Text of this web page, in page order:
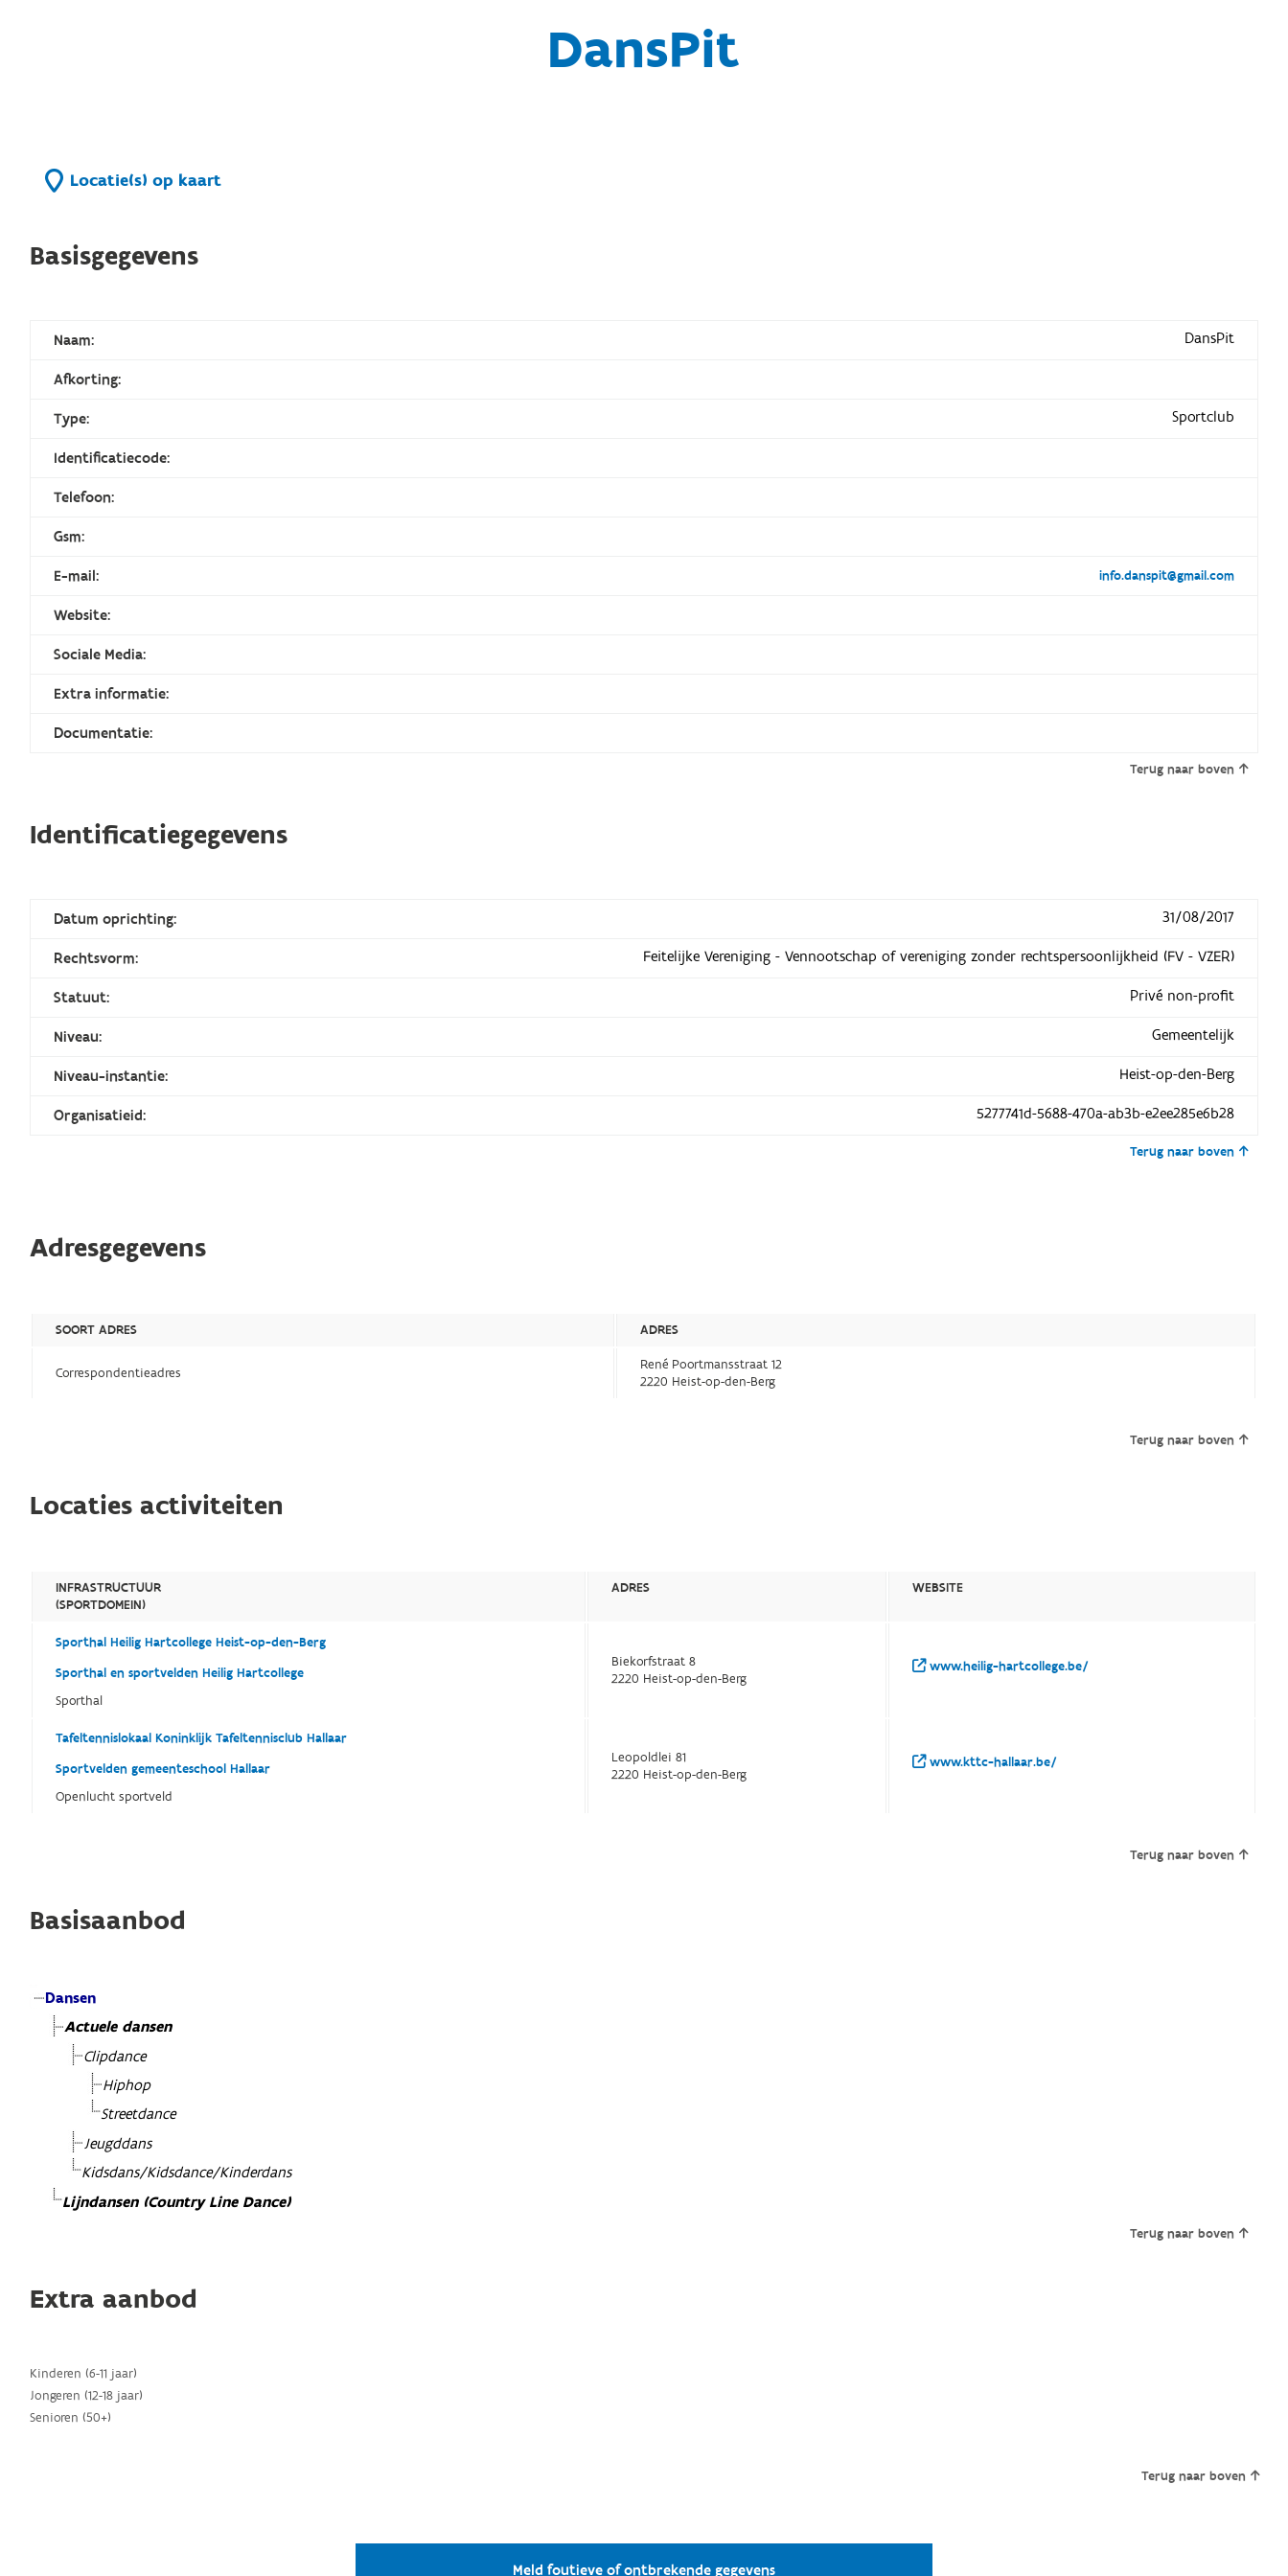
DansPit
Locatie(s) op kaart
Basisgegevens
Naam: DansPit
Afkorting:
Type: Sportclub
Identificatiecode:
Telefoon:
Gsm:
E-mail: info.danspit@gmail.com
Website:
Sociale Media:
Extra informatie:
Documentatie:
Terug naar boven
Identificatiegegevens
Datum oprichting: 31/08/2017
Rechtsvorm: Feitelijke Vereniging - Vennootschap of vereniging zonder rechtspersoonlijkheid (FV - VZER)
Statuut: Privé non-profit
Niveau: Gemeentelijk
Niveau-instantie: Heist-op-den-Berg
Organisatieid: 5277741d-5688-470a-ab3b-e2ee285e6b28
Terug naar boven
Adresgegevens
SOORT ADRES ADRES
Correspondentieadres
René Poortmansstraat 12
2220 Heist-op-den-Berg
Terug naar boven
Locaties activiteiten
INFRASTRUCTUUR
(SPORTDOMEIN)
ADRES WEBSITE
Sporthal Heilig Hartcollege Heist-op-den-Berg
Sporthal en sportvelden Heilig Hartcollege
Sporthal
Biekorfstraat 8
2220 Heist-op-den-Berg
www.heilig-hartcollege.be/
Tafeltennislokaal Koninklijk Tafeltennisclub Hallaar
Sportvelden gemeenteschool Hallaar
Openlucht sportveld
Leopoldlei 81
2220 Heist-op-den-Berg
www.kttc-hallaar.be/
Terug naar boven
Basisaanbod
Dansen
Actuele dansen
Clipdance
Hiphop
Streetdance
Jeugddans
Kidsdans/Kidsdance/Kinderdans
Lijndansen (Country Line Dance)
Terug naar boven
Extra aanbod
Kinderen (6-11 jaar)
Jongeren (12-18 jaar)
Senioren (50+)
Terug naar boven
Meld foutieve of ontbrekende gegevens